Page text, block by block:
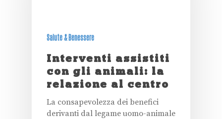
Salute & Benessere
Interventi assistiti
con gli animali: la
relazione al centro
La consapevolezza dei benefici
derivanti dal legame uomo-animale